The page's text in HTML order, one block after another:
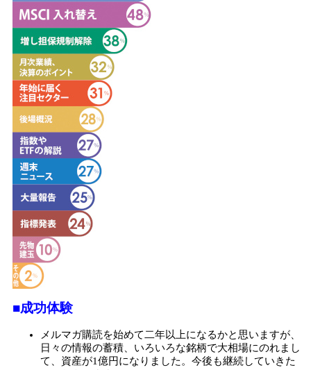
■成功体験
メルマガ購読を始めて二年以上になるかと思いますが、
日々の情報の蓄積、いろいろな銘柄で大相場にのれまし
て、資産が1億円になりました。今後も継続していきた